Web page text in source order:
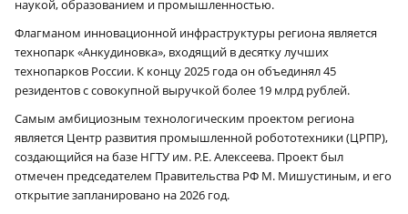
наукой, образованием и промышленностью.
Флагманом инновационной инфраструктуры региона является
технопарк «Анкудиновка», входящий в десятку лучших
технопарков России. К концу 2025 года он объединял 45
резидентов с совокупной выручкой более 19 млрд рублей.
Самым амбициозным технологическим проектом региона
является Центр развития промышленной робототехники (ЦРПР),
создающийся на базе НГТУ им. Р.Е. Алексеева. Проект был
отмечен председателем Правительства РФ М. Мишустиным, и его
открытие запланировано на 2026 год.